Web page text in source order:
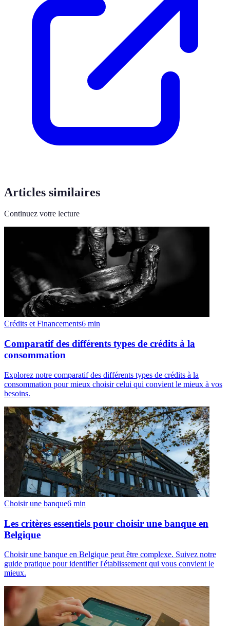
Articles similaires
Continuez votre lecture
Crédits et Financements6 min
Comparatif des différents types de crédits à la
consommation
Explorez notre comparatif des différents types de crédits à la
consommation pour mieux choisir celui qui convient le mieux à vos
besoins.
Choisir une banque6 min
Les critères essentiels pour choisir une banque en
Belgique
Choisir une banque en Belgique peut être complexe. Suivez notre
guide pratique pour identifier l'établissement qui vous convient le
mieux.